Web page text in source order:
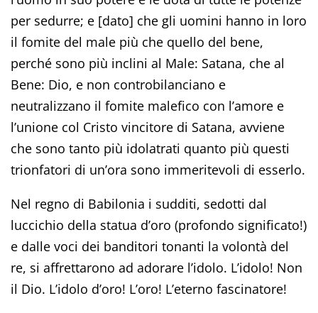
per sedurre; e [dato] che gli uomini hanno in loro
il fomite del male più che quello del bene,
perché sono più inclini al Male: Satana, che al
Bene: Dio, e non controbilanciano e
neutralizzano il fomite malefico con l’amore e
l’unione col Cristo vincitore di Satana, avviene
che sono tanto più idolatrati quanto più questi
trionfatori di un’ora sono immeritevoli di esserlo.
Nel regno di Babilonia i sudditi, sedotti dal
luccichio della statua d’oro (profondo significato!)
e dalle voci dei banditori tonanti la volontà del
re, si affrettarono ad adorare l’idolo. L’idolo! Non
il Dio. L’idolo d’oro! L’oro! L’eterno fascinatore!